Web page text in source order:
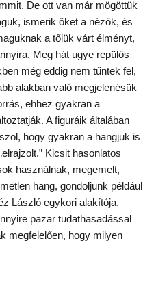
De ott van már mögöttük
ismerik őket a nézők, és
a tőlük várt élményt,
Meg hát ugye repülős
még eddig nem tűntek fel,
alakban való megjelenésük
ehhez gyakran a
A figuráik általában
hogy gyakran a hangjuk is
Kicsit hasonlatos
használnak, megemelt,
hang, gondoljunk például
László egykori alakítója,
pazar tudathasadással
megfelelően, hogy milyen